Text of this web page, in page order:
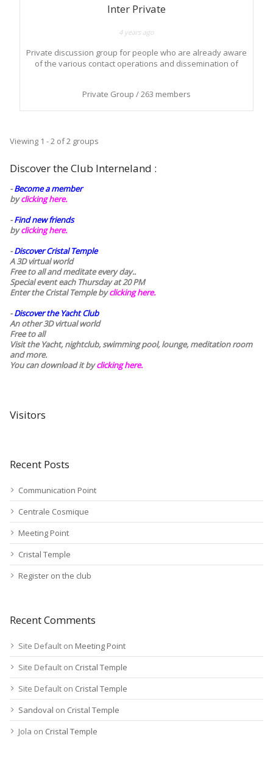
Inter Private
4 years ago
Private discussion group for people who are already aware
of the various contact operations and dissemination of
Private Group / 263 members
Viewing 1 - 2 of 2 groups
Discover the Club Interneland :
-Become a member
byclicking here.
-Find new friends
byclicking here.
-Discover Cristal Temple
A 3D virtual world
Free to all and meditate every day..
Special event each Thursday at 20 PM
Enter the Cristal Temple byclicking here.
-Discover the Yacht Club
An other 3D virtual world
Free to all
Visit the Yacht, nightclub, swimming pool, lounge, meditation room
and more.
You can download it byclicking here.
Visitors
Recent Posts
Communication Point
Centrale Cosmique
Meeting Point
Cristal Temple
Register on the club
Recent Comments
Site Default on Meeting Point
Site Default on Cristal Temple
Site Default on Cristal Temple
Sandoval on Cristal Temple
Jola on Cristal Temple